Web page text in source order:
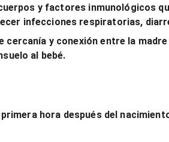
y factores inmunológicos
infecciones respiratorias,
cercanía y conexión entre la
al bebé.
hora después del